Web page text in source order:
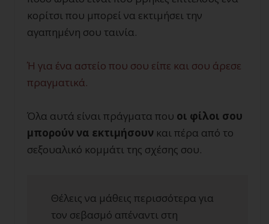
κορίτσι που μπορεί να εκτιμήσει την
αγαπημένη σου ταινία.
Ή για ένα αστείο που σου είπε και σου άρεσε
πραγματικά.
Όλα αυτά είναι πράγματα που οι φίλοι σου
μπορούν να εκτιμήσουν και πέρα από το
σεξουαλικό κομμάτι της σχέσης σου.
Θέλεις να μάθεις περισσότερα για
τον σεβασμό απέναντι στη